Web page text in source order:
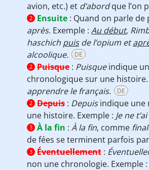
avion, etc.) et d’abordque l’on
2 Ensuite : Quand on parle de
après. Exemple : Au début,
haschich puisde l’opium et
alcoolique.
DE
2 Puisque : Puisqueindique
chronologique sur une histoire.
apprendre le français.
DE
2 Depuis : Depuisindique une
une histoire. Exemple : Je ne
3 À la fin : À la fin, comme
de fées se terminent parfois
3 Éventuellement :
non une chronologie. Exemple :